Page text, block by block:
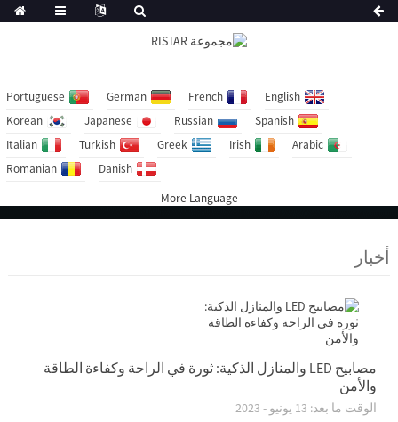
English
French
German
Portuguese
Spanish
Russian
Japanese
Korean
Arabic
Irish
Greek
Turkish
Italian
Danish
Romanian
More Language
أخبار
مصابيح LED والمنازل الذكية: ثورة في الراحة وكفاءة الطاقة
والأمن
الوقت ما بعد: 13 يونيو - 2023